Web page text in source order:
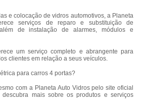
e colocação de vidros automotivos, a Planeta
serviços de reparo e substituição de
de instalação de alarmes, módulos e
um serviço completo e abrangente para
clientes em relação a seus veículos.
para carros 4 portas?
com a Planeta Auto Vidros pelo site oficial
mais sobre os produtos e serviços